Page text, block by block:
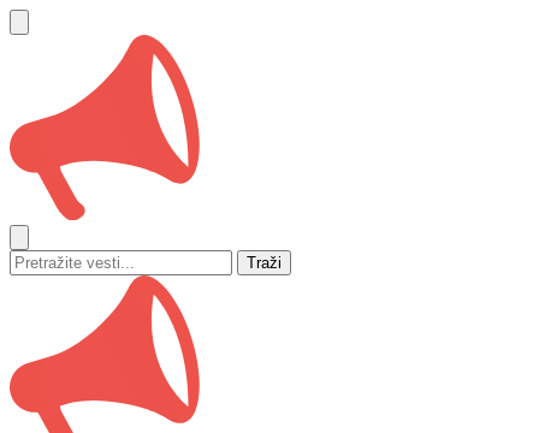
Traži